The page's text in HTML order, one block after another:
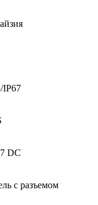
IP67
DC
с разъемом